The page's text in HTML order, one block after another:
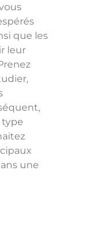
que les
leur
une